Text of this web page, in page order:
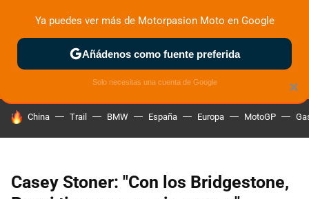
ZONA DE PRUEBAS DEPORTIVAS MOTOS ELÉCTRICAS
HOY SE HABLA DE
China Trail BMW España Europa MotoGP
Casey Stoner: "Con los Bridgestone,
×
Ya puedes ver más de Motorpasion Moto en Google
Añádenos como fuente preferida
Solo necesitas una cuenta de Google